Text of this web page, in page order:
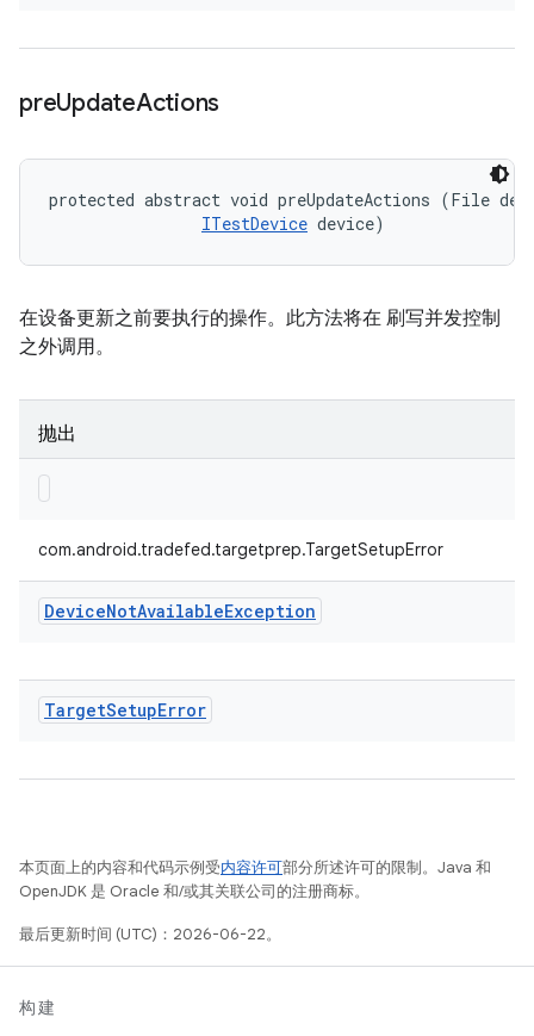
preUpdateActions
protected abstract void preUpdateActions (File
ITestDevice device)
在设备更新之前要执行的操作。此方法将在 刷写并发控制
之外调用。
抛出
com.android.tradefed.targetprep.TargetSetupError
DeviceNotAvailableException
TargetSetupError
本页面上的内容和代码示例受内容许可部分所述许可的限制。Java 和
OpenJDK 是 Oracle 和/或其关联公司的注册商标。
最后更新时间 (UTC)：2026-06-22。
构建